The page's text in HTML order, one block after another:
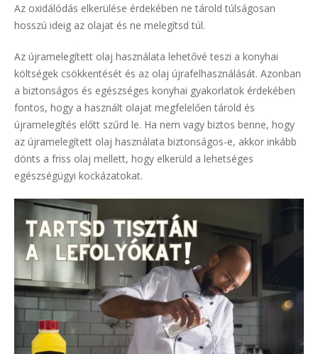
Az oxidálódás elkerülése érdekében ne tárold túlságosan
hosszú ideig az olajat és ne melegítsd túl.
Az újramelegített olaj használata lehetővé teszi a konyhai
költségek csökkentését és az olaj újrafelhasználását. Azonban
a biztonságos és egészséges konyhai gyakorlatok érdekében
fontos, hogy a használt olajat megfelelően tárold és
újramelegítés előtt szűrd le. Ha nem vagy biztos benne, hogy
az újramelegített olaj használata biztonságos-e, akkor inkább
dönts a friss olaj mellett, hogy elkerüld a lehetséges
egészségügyi kockázatokat.